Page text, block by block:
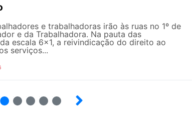
e trabalhadoras irão às ruas no 1º de
e da Trabalhadora. Na pauta das
escala 6×1, a reivindicação do direito ao
serviços...